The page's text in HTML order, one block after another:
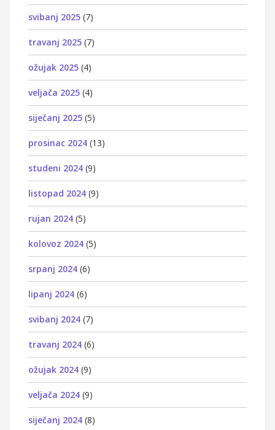
svibanj 2025 (7)
travanj 2025 (7)
ožujak 2025 (4)
veljača 2025 (4)
siječanj 2025 (5)
prosinac 2024 (13)
studeni 2024 (9)
listopad 2024 (9)
rujan 2024 (5)
kolovoz 2024 (5)
srpanj 2024 (6)
lipanj 2024 (6)
svibanj 2024 (7)
travanj 2024 (6)
ožujak 2024 (9)
veljača 2024 (9)
siječanj 2024 (8)